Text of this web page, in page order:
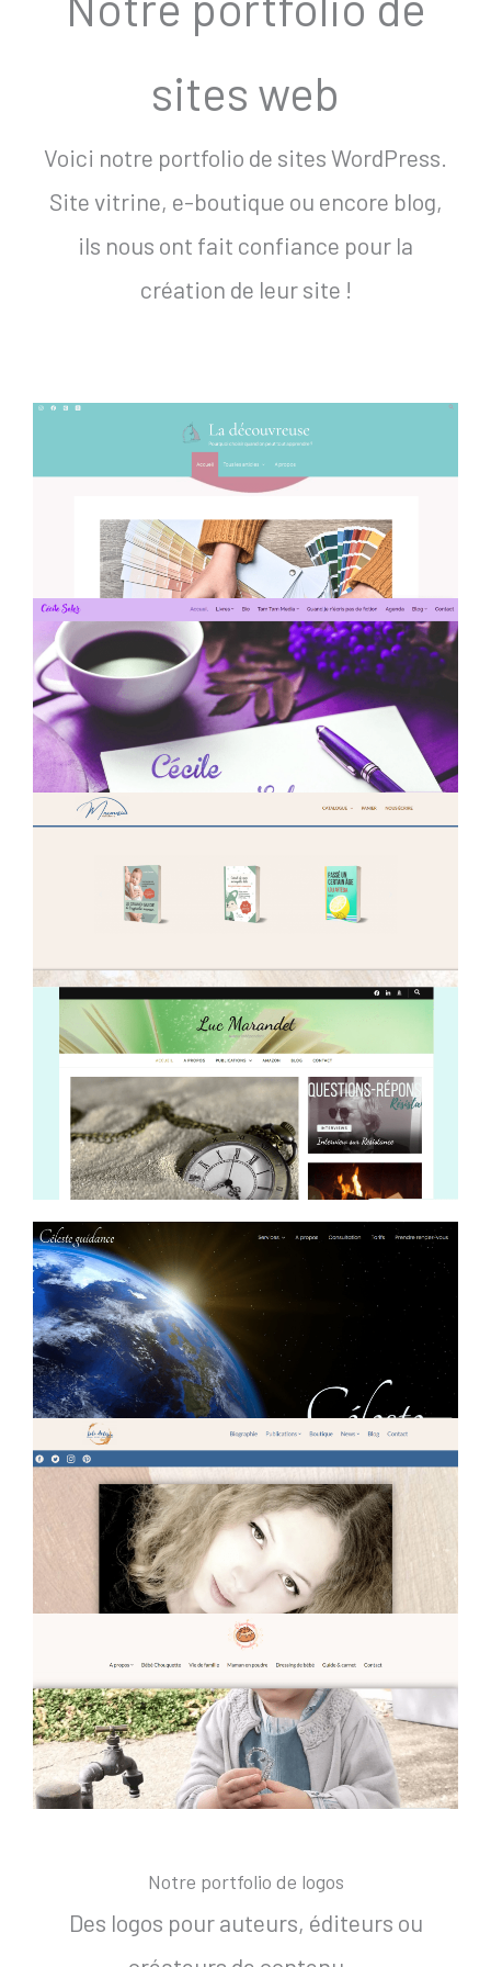
sites web
Voici notre portfolio de sites WordPress.
Site vitrine, e-boutique ou encore blog,
ils nous ont fait confiance pour la
création de leur site !
Notre portfolio de logos
Des logos pour auteurs, éditeurs ou